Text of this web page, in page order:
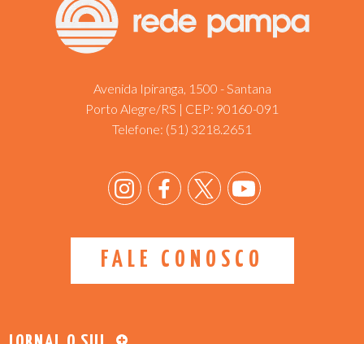
Avenida Ipiranga, 1500 - Santana
Porto Alegre/RS | CEP: 90160-091
Telefone: (51) 3218.2651
FALE CONOSCO